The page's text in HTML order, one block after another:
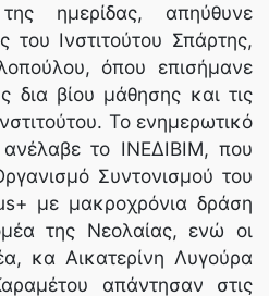
ημερίδας, απηύθυνε
του Ινστιτούτου Σπάρτης,
όπου επισήμανε
βίου μάθησης και τις
Το ενημερωτικό
το ΙΝΕΔΙΒΙΜ, που
Συντονισμού του
με μακροχρόνια δράση
της Νεολαίας, ενώ οι
κα Αικατερίνη Λυγούρα
απάντησαν στις